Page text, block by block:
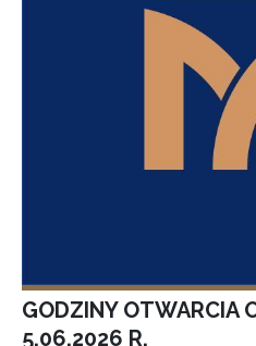
GODZINY OTWARCIA
5.06.2026 R.